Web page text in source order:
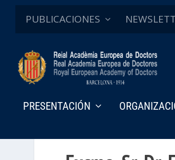
PUBLICACIONES
PRESENTACIÓN